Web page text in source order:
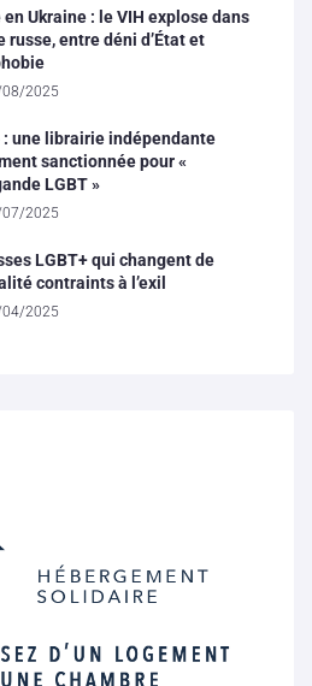
en Ukraine : le VIH explose dans
russe, entre déni d’État et
2025
: une librairie indépendante
sanctionnée pour «
LGBT »
2025
LGBT+ qui changent de
contraints à l’exil
2025